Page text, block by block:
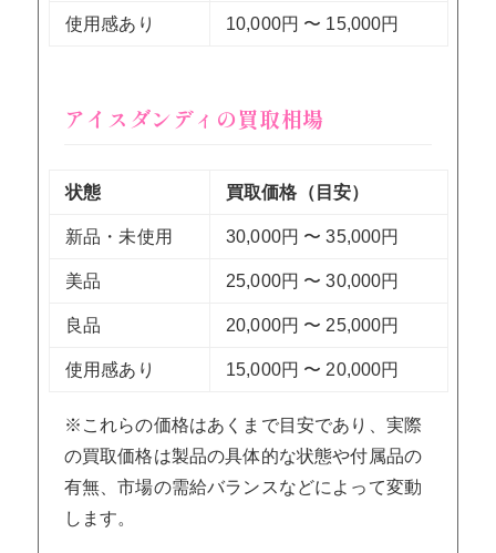
使用感あり 10,000円 〜 15,000円
アイスダンディの買取相場
状態 買取価格（目安）
新品・未使用 30,000円 〜 35,000円
美品 25,000円 〜 30,000円
良品 20,000円 〜 25,000円
使用感あり 15,000円 〜 20,000円
※これらの価格はあくまで目安であり、実際
の買取価格は製品の具体的な状態や付属品の
有無、市場の需給バランスなどによって変動
します。